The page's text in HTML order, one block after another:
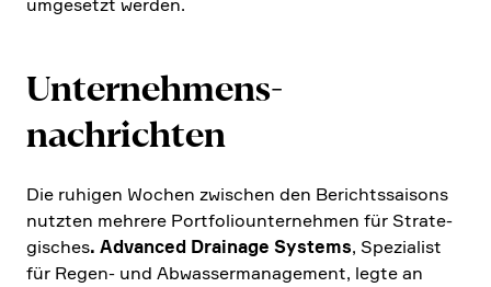
umgesetzt werden.
Unternehmens­
nachrichten
Die ruhigen Wochen zwischen den Berichts­sai­sons
nutzten mehrere Portfo­lio­un­ter­nehmen für Strate­
gi­sches. Advanced Drainage Systems, Spezia­list
für Regen- und Abwas­ser­ma­nage­ment, legte an